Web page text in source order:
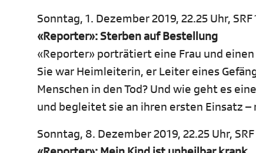
Sonntag, 1. Dezember 2019, 22.25 Uhr, SRF
«Reporter»:Sterben auf Bestellung
«Reporter» porträtiert eine Frau und
Sie war Heimleiterin, er Leiter eines
Menschen in den Tod? Und wie geht es
und begleitet sie an ihren ersten Einsatz –
Sonntag, 8. Dezember 2019, 22.25 Uhr, SRF